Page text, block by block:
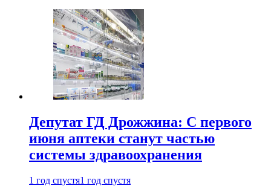
Депутат ГД Дрожжина: С первого
июня аптеки станут частью
системы здравоохранения
1 год спустя1 год спустя